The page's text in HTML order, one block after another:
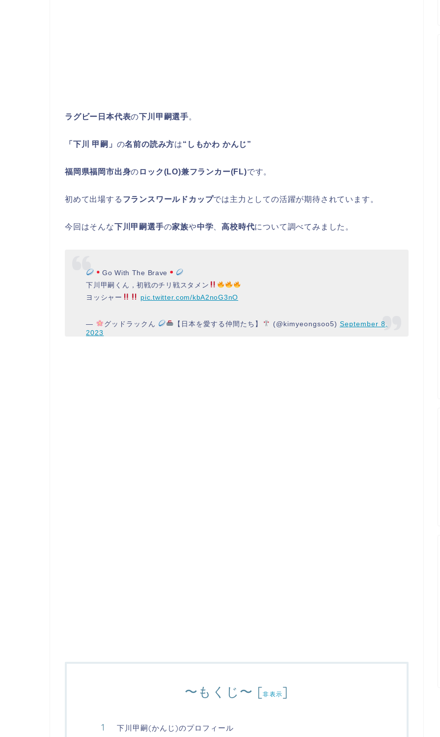
ラグビー日本代表の下川甲嗣選手。
「下川 甲嗣」 の名前の読み方は“しもかわ かんじ”
福岡県福岡市出身の ロック(LO)兼フランカー(FL)です。
初めて出場する フランスワールドカップでは主力としての活躍が期待されています。
今回はそんな下川甲嗣選手の家族や中学 、高校時代について調べてみました。
Go With The Brave
下川甲嗣くん，初戦のチリ戦スタメン
ヨッシャー
pic.twitter.com/kbA2noG3nO
— グッドラックん 【日本を愛する仲間たち】 (@kimyeongsoo5) September 8,
2023
〜もくじ〜 [非表示]
下川甲嗣(かんじ)のプロフィール